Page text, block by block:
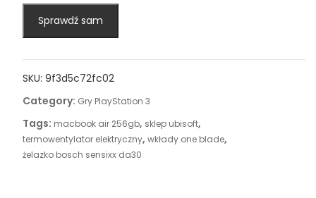
Sprawdź sam
SKU: 9f3d5c72fc02
Category: Gry PlayStation 3
Tags: macbook air 256gb, sklep ubisoft,
termowentylator elektryczny, wkłady one blade,
żelazko bosch sensixx da30